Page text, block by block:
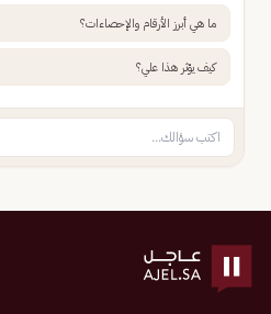
ما هي أبرز الأرقام والإحصاءات؟
كيف يؤثر هذا علي؟